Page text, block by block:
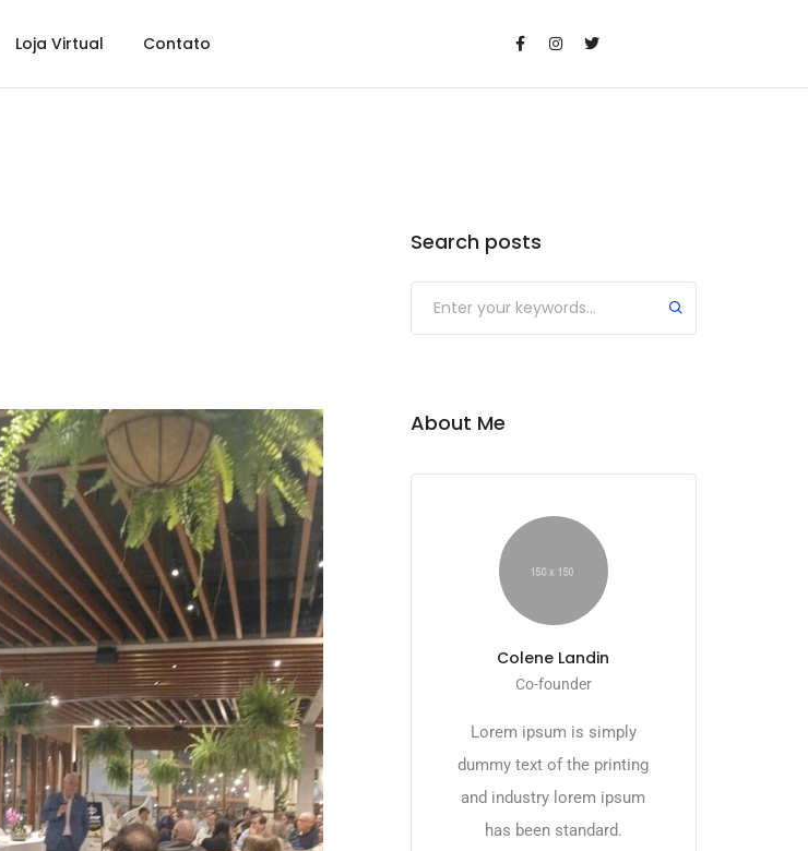
Loja Virtual Contato
Search posts
Submit
About Me
Colene Landin
Co-founder
Lorem ipsum is simply
dummy text of the printing
and industry lorem ipsum
has been standard.